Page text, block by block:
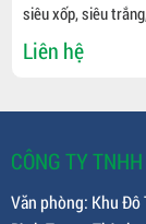
siêu xốp, siêu
nước " Diệt virus, vi
Liên hệ
CÔNG TY
Văn phòng: Khu Đô